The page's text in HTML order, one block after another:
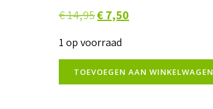
€14,95Oorspronkelijke
€ 14,95.
€7,50
€ 7,50.
1 op voorraad
Gods
verhaal
TOEVOEGEN AAN WINKELWAGEN